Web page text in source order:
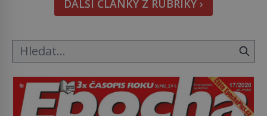
metody jsou překvapivě promyšlené a některé
principy používají chirurgové dodnes. Úplně první
DALŠÍ ČLÁNKY Z RUBRIKY ›